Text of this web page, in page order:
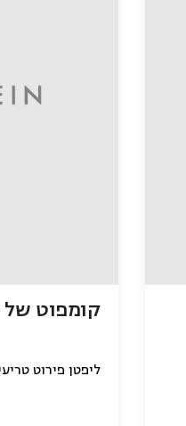
קומפוט של